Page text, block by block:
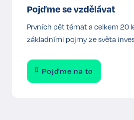
Pojďme se vzdělávat
Prvních pět témat a celkem 20
základními pojmy ze světa
Pojďme na to